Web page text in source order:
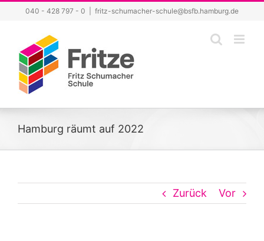
springen
040 - 428 797 - 0 fritz-schumacher-schule@bsfb.hamburg.de
Hamburg räumt auf 2022
Zurück Vor